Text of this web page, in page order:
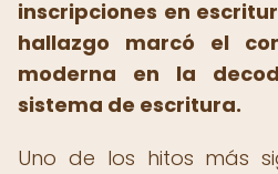
inscripciones en
hallazgo marcó el
moderna en la
sistema de escritura.
Uno de los hitos más